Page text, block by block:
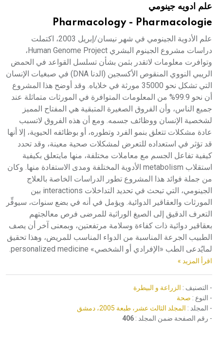
هيئة الموسوعة العربية تطلق موسوعات جديدة في عام 2026علم ادويه جينومي
Pharmacology - Pharmacologie
علم الأدوية الجينومي في شهر نيسان/إبريل 2003، اكتملت
دراسات مشروع الجينوم البشري Human Genome Project،
وتوافرت معلومات لاتقدر بثمن بشأن تسلسل القواعد في الحمض
الريبي النووي المنقوص الأكسجين (الدنا DNA) في صبغيات الإنسان
التي تشكل نحو 35000 مورثة في خلاياه. وقد أوضح هذا المشروع
أن نحو 99.9% من المعلومات المتوافرة في المورثات متماثلة عند
جميع الناس، وأن الفروق الصغيرة المتبقية هي المفتاح المميز
لشخصية الإنسان ووظائف جسمه. ومع أن هذه الفروق لاتسبب
عادة مشكلات تتعلق بنمو الفرد وتطوره، أو بوظائفه الحيوية، إلا أنها
قد تؤثر في استعداده للتعرض لمشكلات صحية معينة، وقد تحدد
كيفية تفاعل الجسم مع معاملات مختلفة، منها مايتعلق بكيفية
استقلاب metabolism الأدوية المختلفة ومدى الاستفادة منها. وكان
من جملة فوائد هذا المشروع تطور الدراسات الخاصة بالعلاج
الجينومي، التي تبحث في تحديد التداخلات interactions بين
المورثات والعقاقير الدوائية. ويؤمل في أنه في بضع سنوات، سيوفِّر
التعرف الدقيق إلى الصيغ الوراثية للمرضى فرص معالجتهم
بعقاقير دوائية ذات كفاءة وسلامة مرتفعتين، وبمعنى آخر أن يصف
الطبيب الجرعة المناسبة من الدواء المناسب للمريض، وهذا تحقيق
لمايُدعى الطب «الإفرادي أو الشخصي» personalized medicine.
اقرأ المزيد »
- التصنيف : الزراعة و البيطرة
- النوع : صحة
- المجلد : المجلد الثالث عشر، طبعة 2005، دمشق
- رقم الصفحة ضمن المجلد : 406